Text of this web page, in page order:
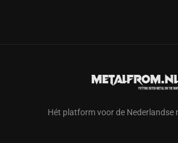
Hét platform voor de Nederlandse